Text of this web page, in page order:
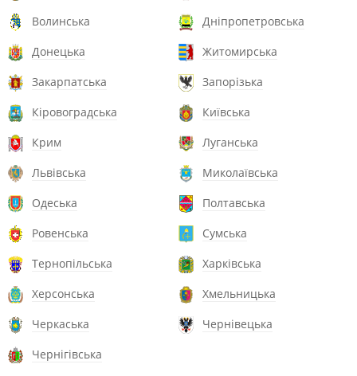
Волинська
Дніпропетровська
Донецька
Житомирська
Закарпатська
Запорізька
Кіровоградська
Київська
Крим
Луганська
Львівська
Миколаївська
Одеська
Полтавська
Ровенська
Сумська
Тернопільська
Харківська
Херсонська
Хмельницька
Черкаська
Чернівецька
Чернігівська